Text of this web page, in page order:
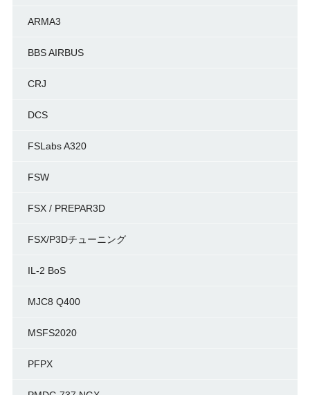
ARMA3
BBS AIRBUS
CRJ
DCS
FSLabs A320
FSW
FSX / PREPAR3D
FSX/P3Dチューニング
IL-2 BoS
MJC8 Q400
MSFS2020
PFPX